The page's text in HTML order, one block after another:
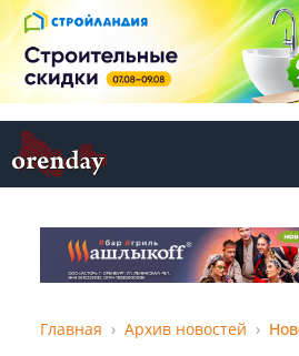
Главная Архив новостей